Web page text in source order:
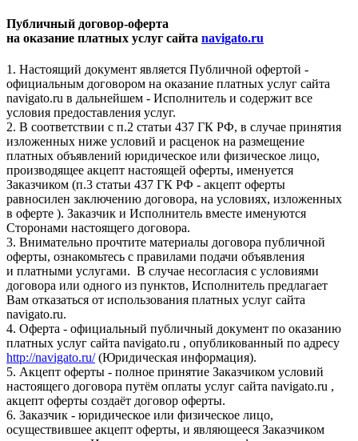
Публичный договор-оферта
на оказание платных услуг сайта navigato.ru
1. Настоящий документ является Публичной офертой -
официальным договором на оказание платных услуг сайта
navigato.ru в дальнейшем - Исполнитель и содержит все
условия предоставления услуг.
2. В соответствии с п.2 статьи 437 ГК РФ, в случае принятия
изложенных ниже условий и расценок на размещение
платных объявлений юридическое или физическое лицо,
производящее акцепт настоящей оферты, именуется
Заказчиком (п.3 статьи 437 ГК РФ - акцепт оферты
равносилен заключению договора, на условиях, изложенных
в оферте ). Заказчик и Исполнитель вместе именуются
Сторонами настоящего договора.
3. Внимательно прочтите материалы договора публичной
оферты, ознакомьтесь с правилами подачи объявления
и платными услугами. В случае несогласия с условиями
договора или одного из пунктов, Исполнитель предлагает
Вам отказаться от использования платных услуг сайта
navigato.ru.
4. Оферта - официальный публичный документ по оказанию
платных услуг сайта navigato.ru , опубликованный по адресу
http://navigato.ru/(Юридическая информация).
5. Акцепт оферты - полное принятие Заказчиком условий
настоящего договора путём оплаты услуг сайта navigato.ru ,
акцепт оферты создаёт договор оферты.
6. Заказчик - юридическое или физическое лицо,
осуществившее акцепт оферты, и являющееся Заказчиком